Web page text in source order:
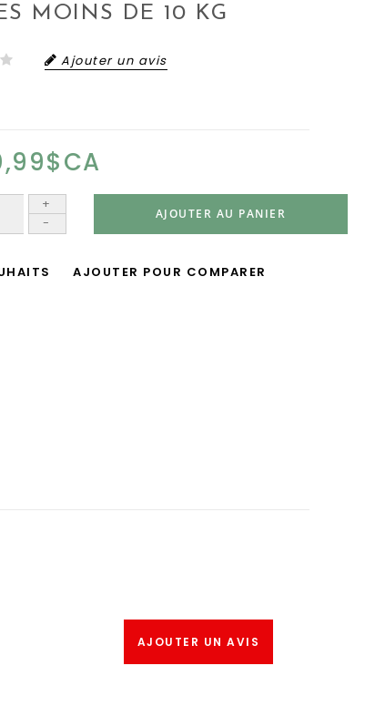
MOINS DE 10 KG
Ajouter un avis
+
-
AJOUTER AU PANIER
AJOUTER POUR COMPARER
AJOUTER UN AVIS